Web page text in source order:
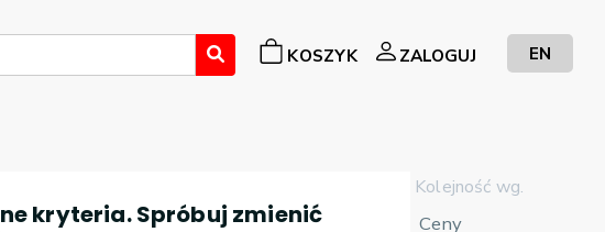
KOSZYK ZALOGUJ EN
Kolejność wg.
Ceny
kryteria. Spróbuj zmienić